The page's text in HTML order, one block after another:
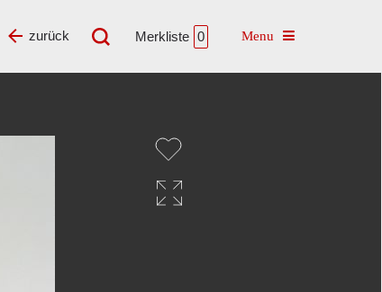
Merkliste 0 Toggle navigation
zurück